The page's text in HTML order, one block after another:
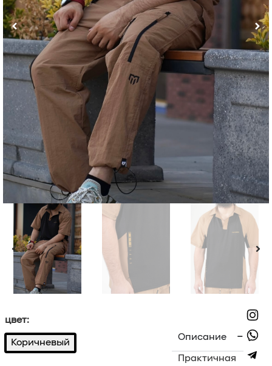
цвет:
Коричневый
Описание
Практичная